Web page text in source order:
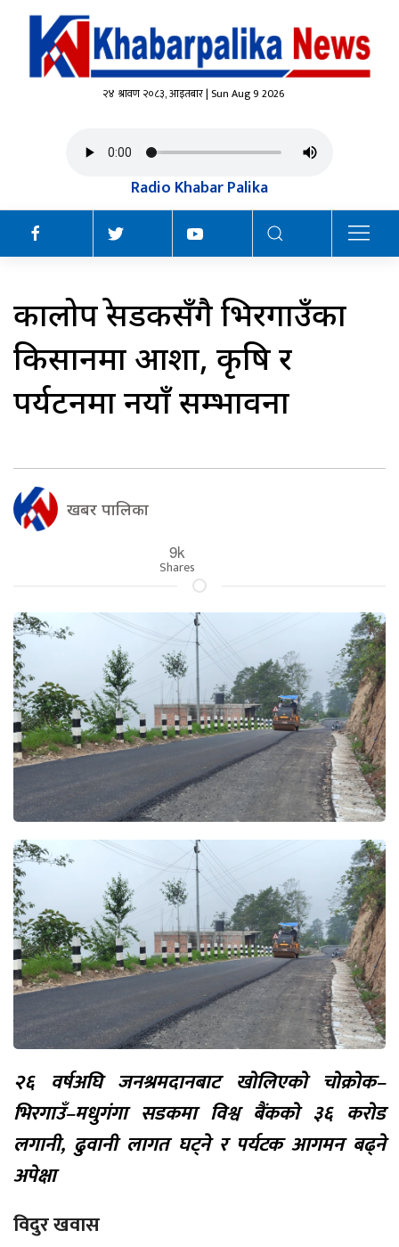
२४ श्रावण २०८३, आइतबार | Sun Aug 9 2026
Radio Khabar Palika
कालोपत्रे सडकसँगै भिरगाउँका
किसानमा आशा, कृषि र
पर्यटनमा नयाँ सम्भावना
खबर पालिका
9k
Shares
२६ वर्षअघि जनश्रमदानबाट खोलिएको चोक्रोक–
भिरगाउँ–मधुगंगा सडकमा विश्व बैंकको ३६ करोड
लगानी, ढुवानी लागत घट्ने र पर्यटक आगमन बढ्ने
अपेक्षा
विदुर खवास